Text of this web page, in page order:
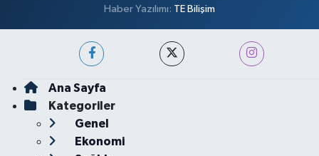
Haber Yazılımı: TE Bilişim
Ana Sayfa
Kategoriler
Genel
Ekonomi